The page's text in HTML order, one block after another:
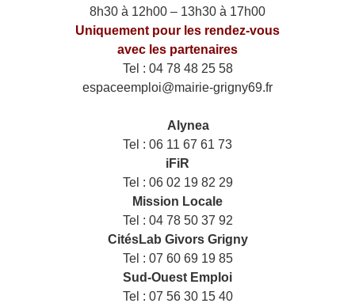
8h30 à 12h00 – 13h30 à 17h00
Uniquement pour les rendez-vous
avec les partenaires
Tel : 04 78 48 25 58
espaceemploi@mairie-grigny69.fr
Alynea
Tel : 06 11 67 61 73
iFiR
Tel : 06 02 19 82 29
Mission Locale
Tel : 04 78 50 37 92
CitésLab Givors Grigny
Tel : 07 60 69 19 85
Sud-Ouest Emploi
Tel : 07 56 30 15 40